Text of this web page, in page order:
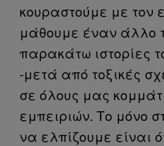
κουραστούμε με τον
μάθουμε έναν άλλο
παρακάτω ιστορίες
-μετά από τοξικές
σε όλους μας
εμπειριών. Το μόνο
να ελπίζουμε είναι